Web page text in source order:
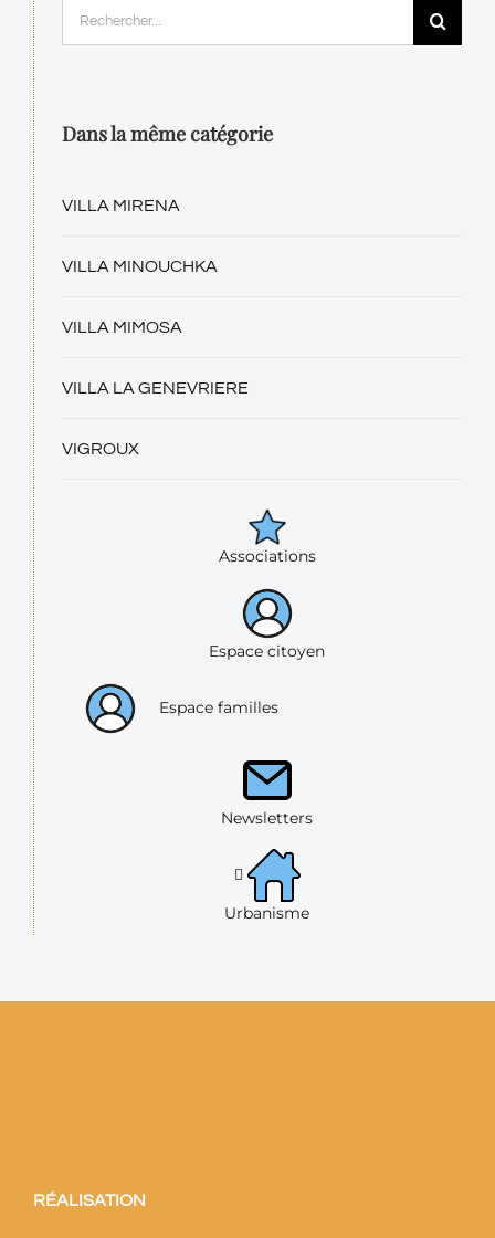
Dans la même catégorie
VILLA MIRENA
VILLA MINOUCHKA
VILLA MIMOSA
VILLA LA GENEVRIERE
VIGROUX
Associations
Espace citoyen
Espace familles
Newsletters
Urbanisme
RÉALISATION